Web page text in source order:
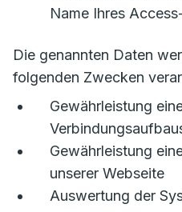
Name Ihres
Die genannten Daten
folgenden Zwecken
Gewährleistung
Gewährleistung
unserer Webseite
Auswertung der